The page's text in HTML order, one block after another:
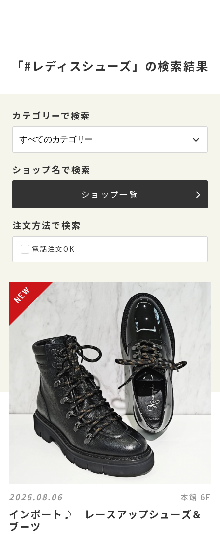
「#レディスシューズ」の検索結果
カテゴリーで検索
ショップ名で検索
ショップ一覧
注文方法で検索
電話注文OK
2026.08.06 本館 6F
インポート♪ レースアップシューズ＆
ブーツ